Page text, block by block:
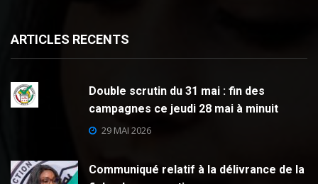
ARTICLES RECENTS
Double scrutin du 31 mai : fin des
campagnes ce jeudi 28 mai à minuit
29 MAI 2026
Communiqué relatif à la délivrance de la